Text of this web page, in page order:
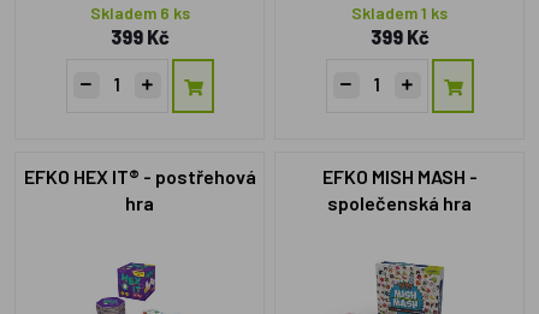
Skladem 6 ks
399 Kč
Skladem 1 ks
399 Kč
EFKO HEX IT® - postřehová
hra
EFKO MISH MASH -
společenská hra